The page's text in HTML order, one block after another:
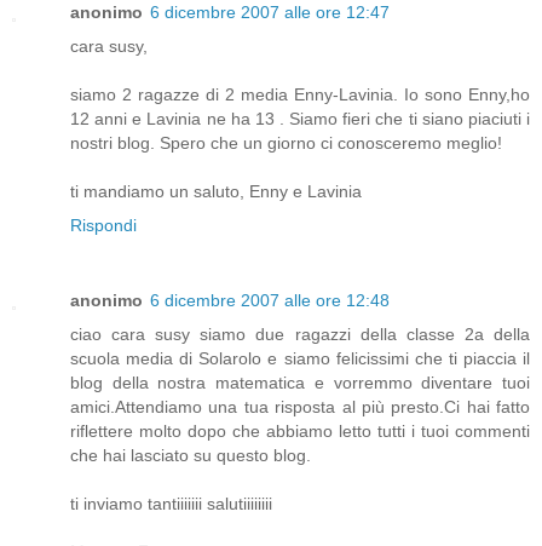
anonimo 6 dicembre 2007 alle ore 12:47
cara susy,
siamo 2 ragazze di 2 media Enny-Lavinia. Io sono Enny,ho
12 anni e Lavinia ne ha 13 . Siamo fieri che ti siano piaciuti i
nostri blog. Spero che un giorno ci conosceremo meglio!
ti mandiamo un saluto, Enny e Lavinia
Rispondi
anonimo 6 dicembre 2007 alle ore 12:48
ciao cara susy siamo due ragazzi della classe 2a della
scuola media di Solarolo e siamo felicissimi che ti piaccia il
blog della nostra matematica e vorremmo diventare tuoi
amici.Attendiamo una tua risposta al più presto.Ci hai fatto
riflettere molto dopo che abbiamo letto tutti i tuoi commenti
che hai lasciato su questo blog.
ti inviamo tantiiiiiii salutiiiiiiii